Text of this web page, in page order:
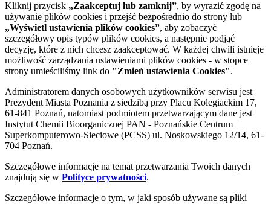
Kliknij przycisk „Zaakceptuj lub zamknij”, by wyrazić zgodę na
używanie plików cookies i przejść bezpośrednio do strony lub
„Wyświetl ustawienia plików cookies”, aby zobaczyć
szczegółowy opis typów plików cookies, a następnie podjąć
decyzję, które z nich chcesz zaakceptować. W każdej chwili istnieje
możliwość zarządzania ustawieniami plików cookies - w stopce
strony umieściliśmy link do "Zmień ustawienia Cookies".
Administratorem danych osobowych użytkowników serwisu jest
Prezydent Miasta Poznania z siedzibą przy Placu Kolegiackim 17,
61-841 Poznań, natomiast podmiotem przetwarzającym dane jest
Instytut Chemii Bioorganicznej PAN - Poznańskie Centrum
Superkomputerowo-Sieciowe (PCSS) ul. Noskowskiego 12/14, 61-
704 Poznań.
Szczegółowe informacje na temat przetwarzania Twoich danych
znajdują się w Polityce prywatności.
Szczegółowe informacje o tym, w jaki sposób używane są pliki